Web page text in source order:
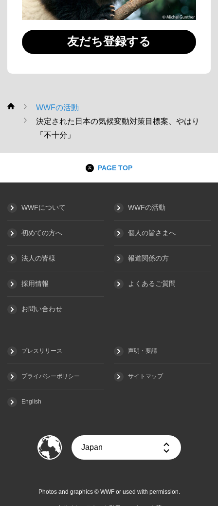
友だち登録する
WWF
WWFの活動
決定された日本の気候変動対策目標案、やはり
「不十分」
PAGE TOP
WWFについて WWFの活動
初めての方へ 個人の皆さまへ
法人の皆様 報道関係の方
採用情報 よくあるご質問
お問い合わせ
プレスリリース 声明・要請
プライバシーポリシー サイトマップ
English
Photos and graphics © WWF or used with permission.